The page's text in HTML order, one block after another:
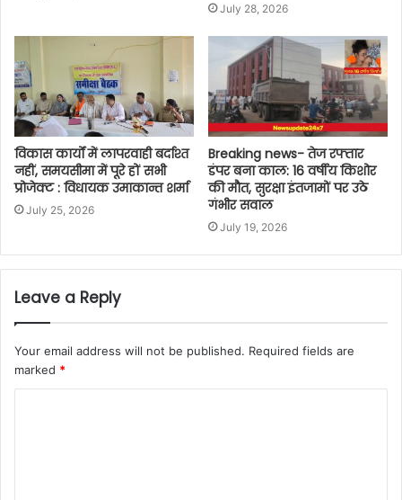
July 28, 2026
विकास कार्यों में लापरवाही बर्दाश्त
नहीं, समयसीमा में पूरे हों सभी
प्रोजेक्ट : विधायक उमाकान्त शर्मा
July 25, 2026
Breaking news- तेज रफ्तार
डंपर बना काल: 16 वर्षीय किशोर
की मौत, सुरक्षा इंतजामों पर उठे
गंभीर सवाल
July 19, 2026
Leave a Reply
Your email address will not be published. Required fields are
marked *